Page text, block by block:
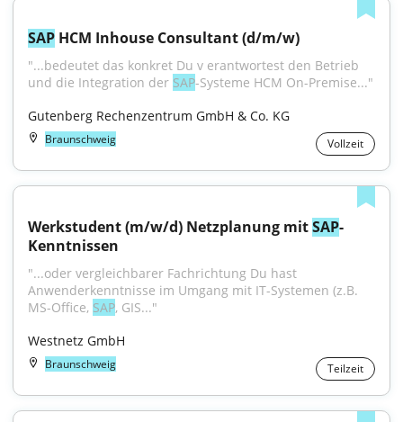
SAP HCM Inhouse Consultant (d/m/w)
"...bedeutet das konkret Du v erantwortest den Betrieb
und die Integration der SAP-Systeme HCM On-Premise..."
Gutenberg Rechenzentrum GmbH & Co. KG
Braunschweig Vollzeit
Werkstudent (m/w/d) Netzplanung mit SAP-
Kenntnissen
"...oder vergleichbarer Fachrichtung Du hast
Anwenderkenntnisse im Umgang mit IT-Systemen (z.B.
MS-Office, SAP, GIS..."
Westnetz GmbH
Braunschweig Teilzeit